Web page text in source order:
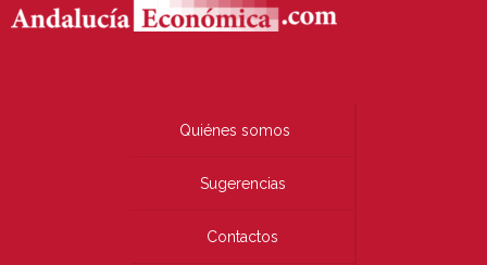
Quiénes somos
Sugerencias
Contactos